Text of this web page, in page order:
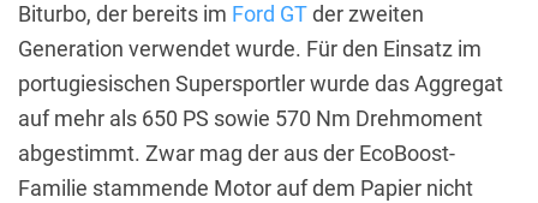
Biturbo, der bereits im Ford GTder zweiten
Generation verwendet wurde. Für den Einsatz im
portugiesischen Supersportler wurde das Aggregat
auf mehr als 650 PS sowie 570 Nm Drehmoment
abgestimmt. Zwar mag der aus der EcoBoost-
Familie stammende Motor auf dem Papier nicht